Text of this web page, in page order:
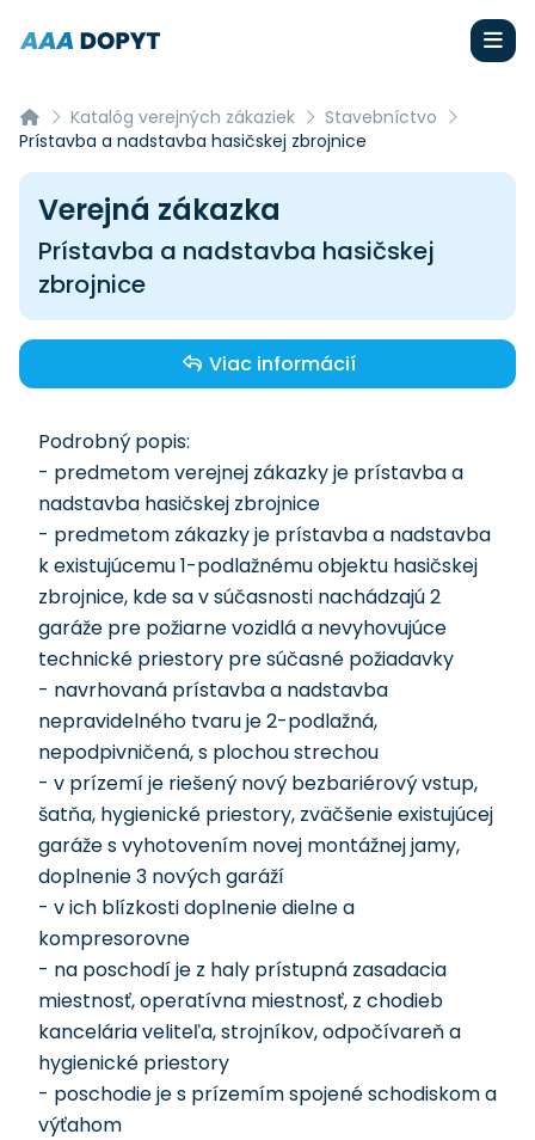
Katalóg verejných zákaziek
Stavebníctvo
Prístavba a nadstavba hasičskej zbrojnice
Verejná zákazka
Prístavba a nadstavba hasičskej
zbrojnice
Viac informácií
Podrobný popis:
- predmetom verejnej zákazky je prístavba a
nadstavba hasičskej zbrojnice
- predmetom zákazky je prístavba a nadstavba
k existujúcemu 1-podlažnému objektu hasičskej
zbrojnice, kde sa v súčasnosti nachádzajú 2
garáže pre požiarne vozidlá a nevyhovujúce
technické priestory pre súčasné požiadavky
- navrhovaná prístavba a nadstavba
nepravidelného tvaru je 2-podlažná,
nepodpivničená, s plochou strechou
- v prízemí je riešený nový bezbariérový vstup,
šatňa, hygienické priestory, zväčšenie existujúcej
garáže s vyhotovením novej montážnej jamy,
doplnenie 3 nových garáží
- v ich blízkosti doplnenie dielne a
kompresorovne
- na poschodí je z haly prístupná zasadacia
miestnosť, operatívna miestnosť, z chodieb
kancelária veliteľa, strojníkov, odpočívareň a
hygienické priestory
- poschodie je s prízemím spojené schodiskom a
výťahom